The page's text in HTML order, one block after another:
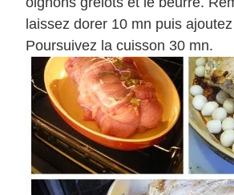
laissez dorer 10 mn puis ajoutez
Poursuivez la cuisson 30 mn.